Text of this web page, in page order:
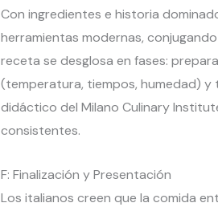
Con ingredientes e historia
herramientas modernas,
receta se desglosa en fases:
(temperatura, tiempos, humedad) y
didáctico del Milano Culinary
consistentes.
F: Finalización y Presentación
Los italianos creen que la comida